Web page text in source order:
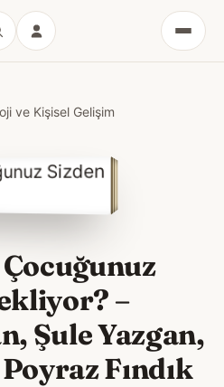
Menü
ve Kişisel Gelişim
–
, Şule Yazgan,
Fındık